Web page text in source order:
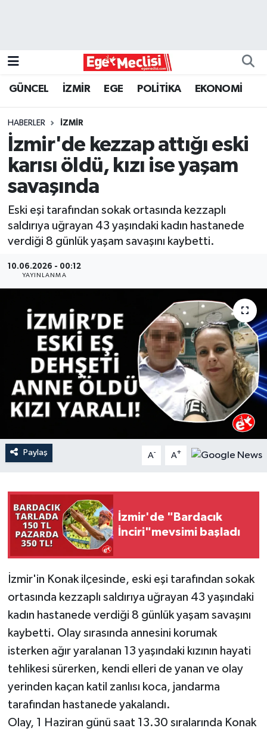
GÜNCEL İZMİR EGE POLİTİKA EKONOMİ
HABERLER İZMİR
İzmir'de kezzap attığı eski
karısı öldü, kızı ise yaşam
savaşında
Eski eşi tarafından sokak ortasında kezzaplı
saldırıya uğrayan 43 yaşındaki kadın hastanede
verdiği 8 günlük yaşam savaşını kaybetti.
10.06.2026 - 00:12
YAYINLANMA
Paylaş A- A+
İzmir'de "Bardacık
İnciri"mevsimi başladı
İzmir'in Konak ilçesinde, eski eşi tarafından sokak
ortasında kezzaplı saldırıya uğrayan 43 yaşındaki
kadın hastanede verdiği 8 günlük yaşam savaşını
kaybetti. Olay sırasında annesini korumak
isterken ağır yaralanan 13 yaşındaki kızının hayati
tehlikesi sürerken, kendi elleri de yanan ve olay
yerinden kaçan katil zanlısı koca, jandarma
tarafından hastanede yakalandı.
Olay, 1 Haziran günü saat 13.30 sıralarında Konak
GÜNCEL
İZMİR
ÖZEL HABER
POLİTİKA
Programlar
YAŞAM